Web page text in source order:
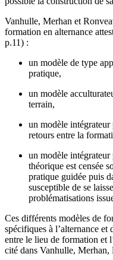
Vanhulle, Merhan et
formation en alternance
p.11) :
un modèle de type
pratique,
un modèle
terrain,
un modèle intégrateur
retours entre la
un modèle
théorique est censée
pratique guidée puis
susceptible de se
problématisations
Ces différents modèles de
spécifiques à l’alternance
entre le lieu de formation et
cité dans Vanhulle,